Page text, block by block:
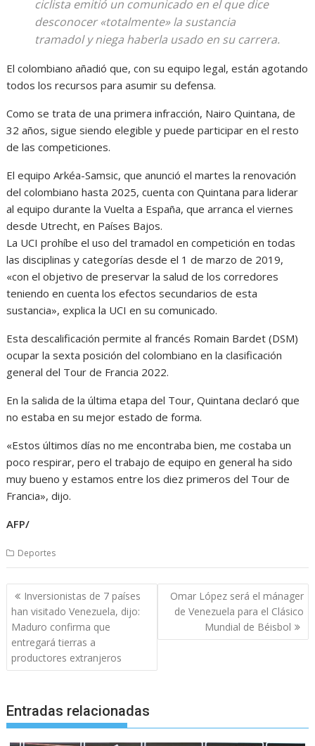
ciclista emitió un comunicado en el que dice
desconocer «totalmente» la sustancia
tramadol y niega haberla usado en su carrera.
El colombiano añadió que, con su equipo legal, están agotando
todos los recursos para asumir su defensa.
Como se trata de una primera infracción, Nairo Quintana, de
32 años, sigue siendo elegible y puede participar en el resto
de las competiciones.
El equipo Arkéa-Samsic, que anunció el martes la renovación
del colombiano hasta 2025, cuenta con Quintana para liderar
al equipo durante la Vuelta a España, que arranca el viernes
desde Utrecht, en Países Bajos.
La UCI prohíbe el uso del tramadol en competición en todas
las disciplinas y categorías desde el 1 de marzo de 2019,
«con el objetivo de preservar la salud de los corredores
teniendo en cuenta los efectos secundarios de esta
sustancia», explica la UCI en su comunicado.
Esta descalificación permite al francés Romain Bardet (DSM)
ocupar la sexta posición del colombiano en la clasificación
general del Tour de Francia 2022.
En la salida de la última etapa del Tour, Quintana declaró que
no estaba en su mejor estado de forma.
«Estos últimos días no me encontraba bien, me costaba un
poco respirar, pero el trabajo de equipo en general ha sido
muy bueno y estamos entre los diez primeros del Tour de
Francia», dijo.
AFP/
Deportes
Navegación
de
entradas
Inversionistas de 7 países
han visitado Venezuela, dijo:
Maduro confirma que
entregará tierras a
productores extranjeros
Omar López será el mánager
de Venezuela para el Clásico
Mundial de Béisbol
Entradas relacionadas